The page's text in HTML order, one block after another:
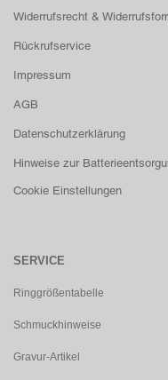
Widerrufsrecht &
Rückrufservice
Impressum
AGB
Datenschutzerklärung
Hinweise zur
Cookie Einstellungen
SERVICE
Ringgrößentabelle
Schmuckhinweise
Gravur-Artikel